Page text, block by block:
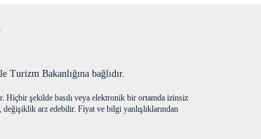
Bakanlığına bağlıdır.
Hiçbir şekilde basılı veya elektronik bir ortamda izinsiz
arz edebilir. Fiyat ve bilgi yanlışlıklarından